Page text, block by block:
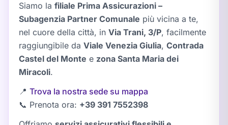
Siamo la filiale Prima Assicurazioni –
Subagenzia Partner Comunale più vicina a te,
nel cuore della città, in Via Trani, 3/P, facilmente
raggiungibile da Viale Venezia Giulia, Contrada
Castel del Monte e zona Santa Maria dei
Miracoli.
📍 Trova la nostra sede su mappa
📞 Prenota ora: +39 391 7552398